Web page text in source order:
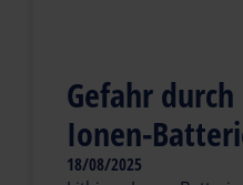
Gefahr
Ionen-
18/08/2025